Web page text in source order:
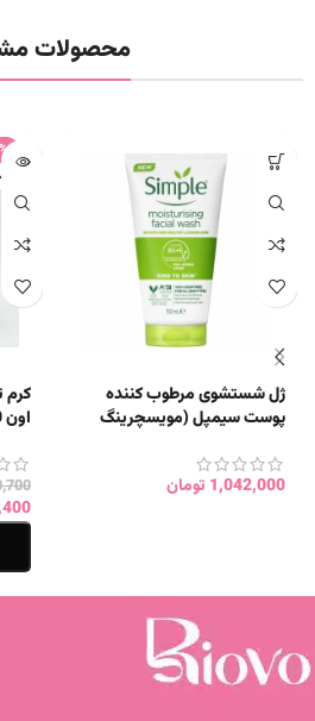
محصولات
ژل شستشوی مرطوب کننده
پوست سیمپل (مویسچرینگ
1,042,000 تومان
کرم
اون 40 میل